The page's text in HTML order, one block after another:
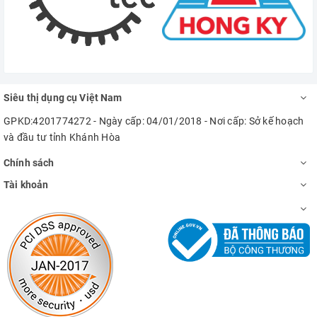
Siêu thị dụng cụ Việt Nam
GPKD:4201774272 - Ngày cấp: 04/01/2018 - Nơi cấp: Sở kế hoạch
và đầu tư tỉnh Khánh Hòa
Chính sách
Tài khoản